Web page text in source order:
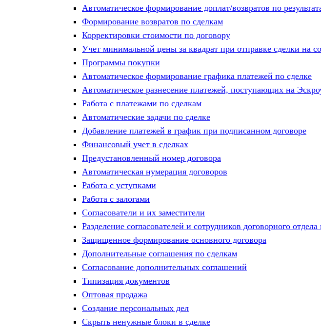
Автоматическое формирование доплат/возвратов по
Формирование возвратов по сделкам
Корректировки стоимости по договору
Учет минимальной цены за квадрат при отправке сделки на
Программы покупки
Автоматическое формирование графика платежей по сделке
Автоматическое разнесение платежей, поступающих на
Работа с платежами по сделкам
Автоматические задачи по сделке
Добавление платежей в график при подписанном договоре
Финансовый учет в сделках
Предустановленный номер договора
Автоматическая нумерация договоров
Работа с уступками
Работа с залогами
Согласователи и их заместители
Разделение согласователей и сотрудников договорного
Защищенное формирование основного договора
Дополнительные соглашения по сделкам
Согласование дополнительных соглашений
Типизация документов
Оптовая продажа
Создание персональных дел
Скрыть ненужные блоки в сделке